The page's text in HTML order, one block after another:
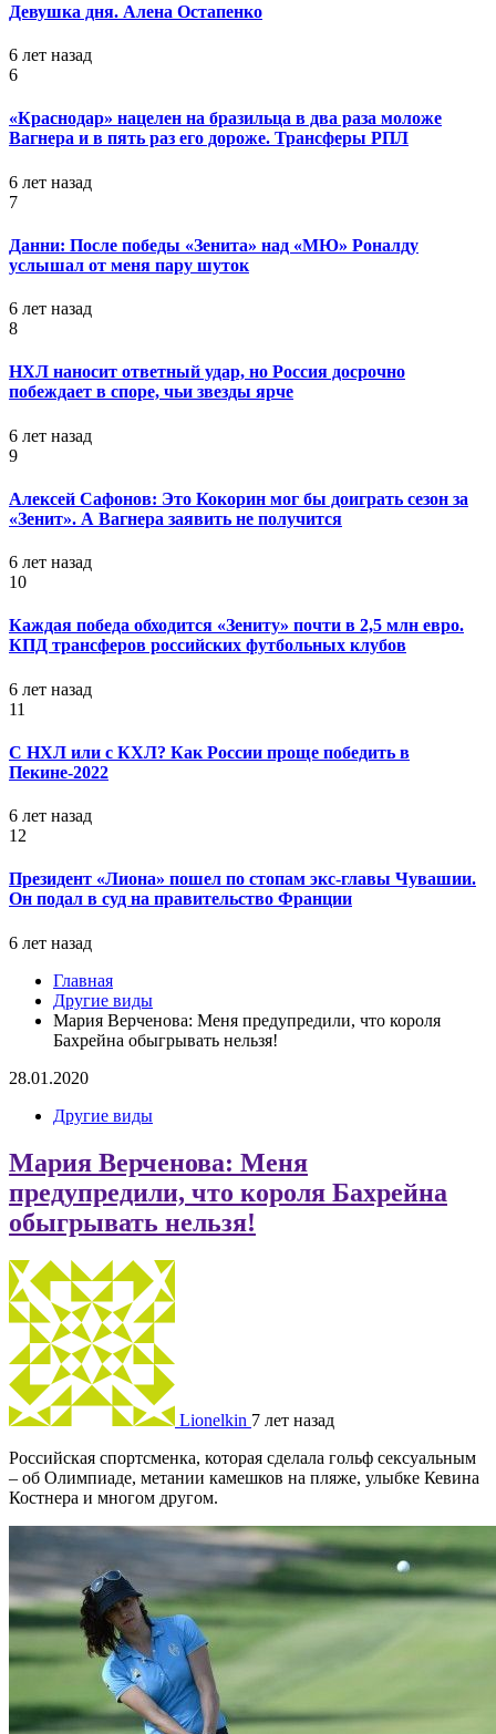
Девушка дня. Алена Остапенко
6 лет назад
6
«Краснодар» нацелен на бразильца в два раза моложе
Вагнера и в пять раз его дороже. Трансферы РПЛ
6 лет назад
7
Данни: После победы «Зенита» над «МЮ» Роналду
услышал от меня пару шуток
6 лет назад
8
НХЛ наносит ответный удар, но Россия досрочно
побеждает в споре, чьи звезды ярче
6 лет назад
9
Алексей Сафонов: Это Кокорин мог бы доиграть сезон за
«Зенит». А Вагнера заявить не получится
6 лет назад
10
Каждая победа обходится «Зениту» почти в 2,5 млн евро.
КПД трансферов российских футбольных клубов
6 лет назад
11
С НХЛ или с КХЛ? Как России проще победить в
Пекине-2022
6 лет назад
12
Президент «Лиона» пошел по стопам экс-главы Чувашии.
Он подал в суд на правительство Франции
6 лет назад
Главная
Другие виды
Мария Верченова: Меня предупредили, что короля
Бахрейна обыгрывать нельзя!
28.01.2020
Другие виды
Мария Верченова: Меня
предупредили, что короля Бахрейна
обыгрывать нельзя!
Lionelkin 7 лет назад
Российская спортсменка, которая сделала гольф сексуальным
– об Олимпиаде, метании камешков на пляже, улыбке Кевина
Костнера и многом другом.